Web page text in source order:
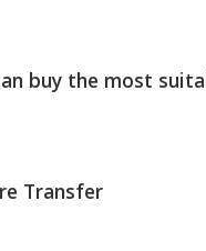
buy the most
Transfer